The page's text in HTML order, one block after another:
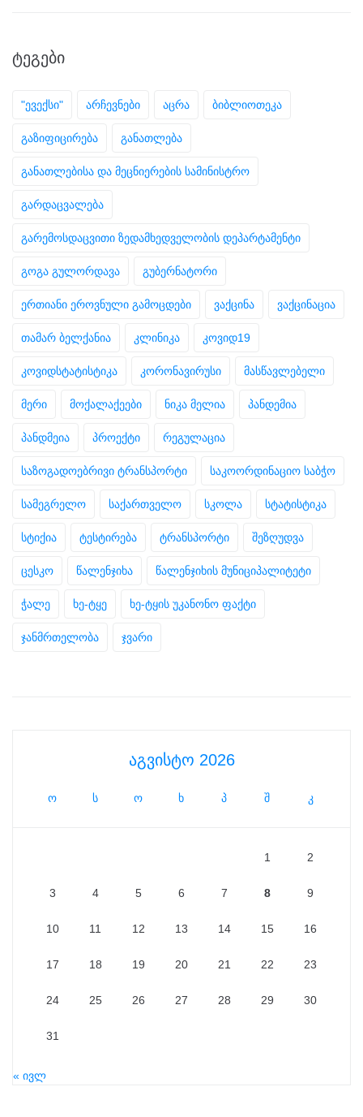
ᲢᲔᲒᲔᲑᲘ
"ევექსი" არჩევნები აცრა ბიბლიოთეკა
გაზიფიცირება განათლება
განათლებისა და მეცნიერების სამინისტრო
გარდაცვალება
გარემოსდაცვითი ზედამხედველობის დეპარტამენტი
გოგა გულორდავა გუბერნატორი
ერთიანი ეროვნული გამოცდები ვაქცინა ვაქცინაცია
თამარ ბელქანია კლინიკა კოვიდ19
კოვიდსტატისტიკა კორონავირუსი მასწავლებელი
მერი მოქალაქეები ნიკა მელია პანდემია
პანდმეია პროექტი რეგულაცია
საზოგადოებრივი ტრანსპორტი საკოორდინაციო საბჭო
სამეგრელო საქართველო სკოლა სტატისტიკა
სტიქია ტესტირება ტრანსპორტი შეზღუდვა
ცესკო წალენჯიხა წალენჯიხის მუნიციპალიტეტი
ჭალე ხე-ტყე ხე-ტყის უკანონო ფაქტი
ჯანმრთელობა ჯვარი
აგვისტო 2026
ო ს ო ხ პ შ კ
1 2
3 4 5 6 7 8 9
10 11 12 13 14 15 16
17 18 19 20 21 22 23
24 25 26 27 28 29 30
31
« ივლ